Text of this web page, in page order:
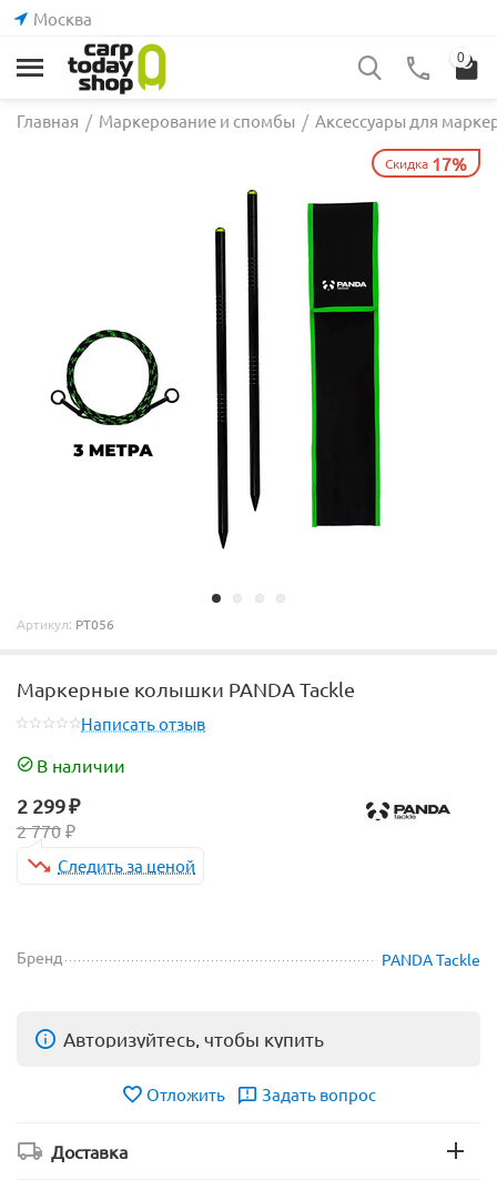
Москва
0
Главная / Маркерование и спомбы / Аксессуары для
Скидка 17%
Артикул: PT056
Маркерные колышки PANDA Tackle
Написать отзыв
В наличии
2 299₽
2 770 ₽
Следить за ценой
Бренд PANDA Tackle
Авторизуйтесь, чтобы купить
Отложить Задать вопрос
Доставка